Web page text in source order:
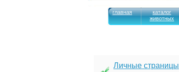
главная
каталог
животных
Личные страницы